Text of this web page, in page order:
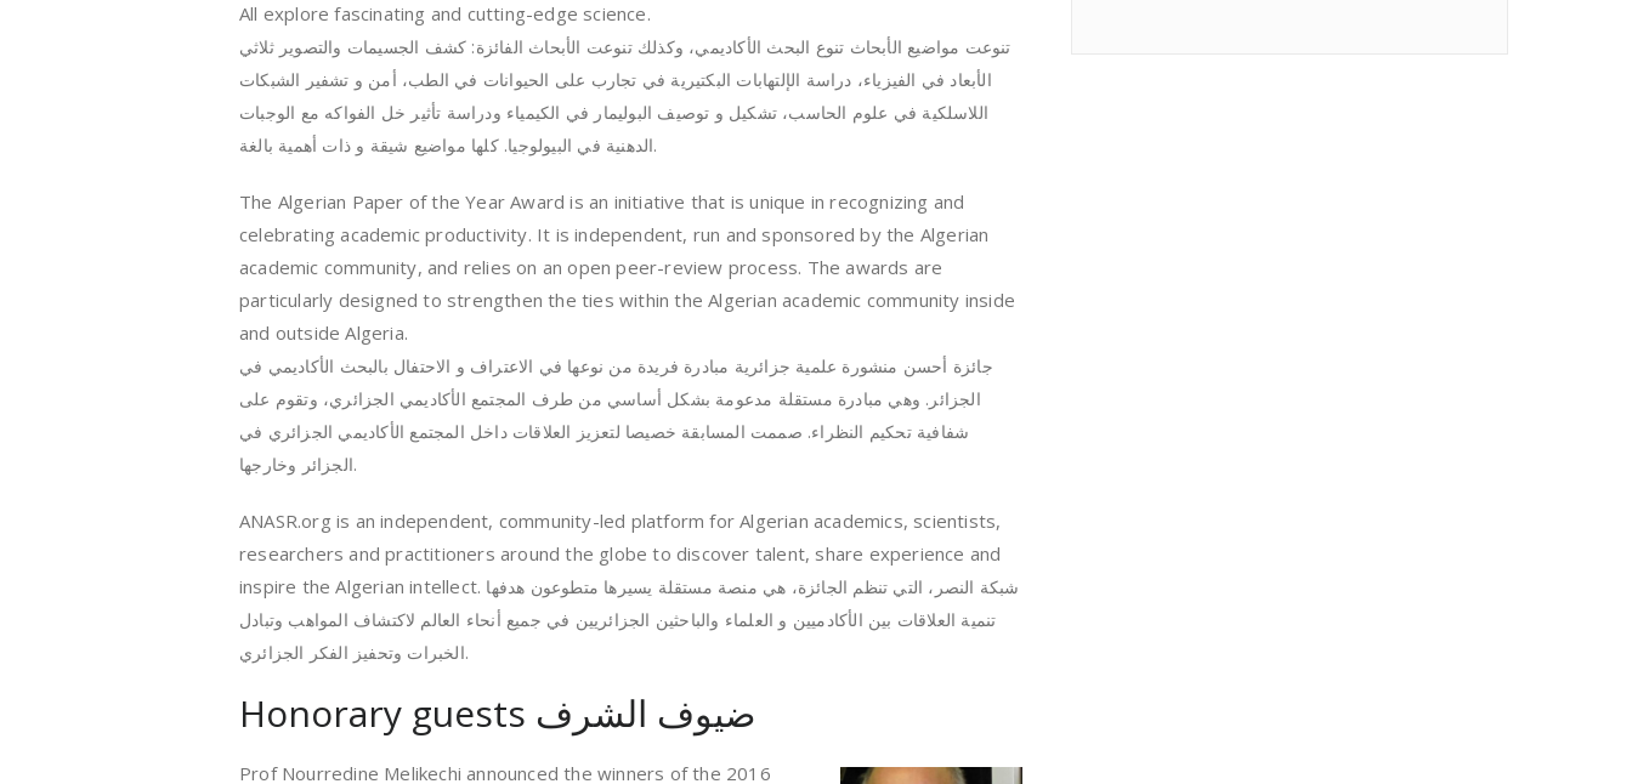
All explore fascinating and cutting-edge science.
تنوعت مواضيع الأبحاث تنوع البحث الأكاديمي، وكذلك تنوعت الأبحاث الفائزة: كشف الجسيمات والتصوير ثلاثي
الأبعاد في الفيزياء، دراسة الإلتهابات البكتيرية في تجارب على الحيوانات في الطب، أمن و تشفير الشبكات
اللاسلكية في علوم الحاسب، تشكيل و توصيف البوليمار في الكيمياء ودراسة تأثير خل الفواكه مع الوجبات
الدهنية في البيولوجيا. كلها مواضيع شيقة و ذات أهمية بالغة.
The Algerian Paper of the Year Award is an initiative that is unique in recognizing and
celebrating academic productivity. It is independent, run and sponsored by the Algerian
academic community, and relies on an open peer-review process. The awards are
particularly designed to strengthen the ties within the Algerian academic community inside
and outside Algeria.
جائزة أحسن منشورة علمية جزائرية مبادرة فريدة من نوعها في الاعتراف و الاحتفال بالبحث الأكاديمي في
الجزائر. وهي مبادرة مستقلة مدعومة بشكل أساسي من طرف المجتمع الأكاديمي الجزائري، وتقوم على
شفافية تحكيم النظراء. صممت المسابقة خصيصا لتعزيز العلاقات داخل المجتمع الأكاديمي الجزائري في
الجزائر وخارجها.
ANASR.org is an independent, community-led platform for Algerian academics, scientists,
researchers and practitioners around the globe to discover talent, share experience and
inspire the Algerian intellect.
تنمية العلاقات بين الأكادميين و العلماء والباحثين الجزائريين في جميع أنحاء العالم لاكتشاف المواهب وتبادل
الخبرات وتحفيز الفكر الجزائري.
Honorary guests ضيوف الشرف
Prof Nourredine Melikechi announced the winners of the 2016